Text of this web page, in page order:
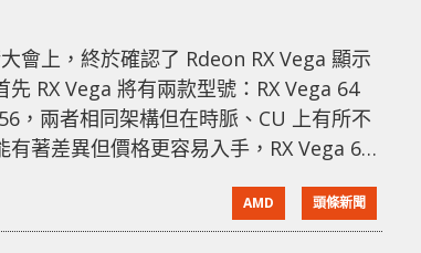
會上，終於確認了 Rdeon RX Vega 顯示
先 RX Vega 將有兩款型號：RX Vega 64
，兩者相同架構但在時脈、CU 上有所不
有著差異但價格更容易入手，RX Vega 64
、先進 Pixel Engine
AMD 頭條新聞